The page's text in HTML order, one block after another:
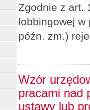
Zgodnie z art.
lobbingowej w
późn. zm.)
Wzór
pracami nad
ustawy lub